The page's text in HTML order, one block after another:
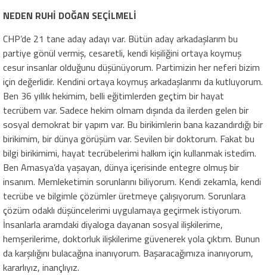
NEDEN RUHİ DOĞAN SEÇİLMELİ
CHP’de 21 tane aday adayı var. Bütün aday arkadaşlarım bu
partiye gönül vermiş, cesaretli, kendi kişiliğini ortaya koymuş
cesur insanlar olduğunu düşünüyorum. Partimizin her neferi bizim
için değerlidir. Kendini ortaya koymuş arkadaşlarımı da kutluyorum.
Ben 36 yıllık hekimim, belli eğitimlerden geçtim bir hayat
tecrübem var. Sadece hekim olmam dışında da ilerden gelen bir
sosyal demokrat bir yapım var. Bu birikimlerin bana kazandırdığı bir
birikimim, bir dünya görüşüm var. Sevilen bir doktorum. Fakat bu
bilgi birikimimi, hayat tecrübelerimi halkım için kullanmak istedim.
Ben Amasya’da yaşayan, dünya içerisinde entegre olmuş bir
insanım. Memleketimin sorunlarını biliyorum. Kendi zekamla, kendi
tecrübe ve bilgimle çözümler üretmeye çalışıyorum. Sorunlara
çözüm odaklı düşüncelerimi uygulamaya geçirmek istiyorum.
İnsanlarla aramdaki diyaloga dayanan sosyal ilişkilerime,
hemşerilerime, doktorluk ilişkilerime güvenerek yola çıktım. Bunun
da karşılığını bulacağına inanıyorum. Başaracağımıza inanıyorum,
kararlıyız, inançlıyız.